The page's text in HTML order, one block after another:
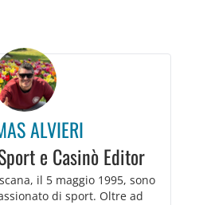
ALVIERI
e Casinò Editor
il 5 maggio 1995, sono
di sport. Oltre ad